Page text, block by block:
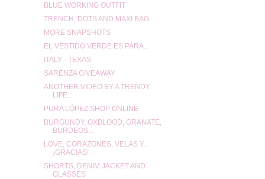
BLUE WORKING OUTFIT
TRENCH, DOTS AND MAXI BAG
MORE SNAPSHOTS
EL VESTIDO VERDE ES PARA...
ITALY - TEXAS
SARENZA GIVEAWAY
ANOTHER VIDEO BY A TRENDY
LIFE...
PURA LÓPEZ SHOP ONLINE
BURGUNDY, OXBLOOD, GRANATE,
BURDEOS...
LOVE, CORAZONES, VELAS Y...
¡GRACIAS!
SHORTS, DENIM JACKET AND
GLASSES